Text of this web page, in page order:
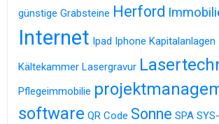
günstige Grabsteine Herford
Internet Ipad Iphone Kapitalanlagen
Kältekammer Lasergravur
Pflegeimmobilie
software QR Code Sonne SPA